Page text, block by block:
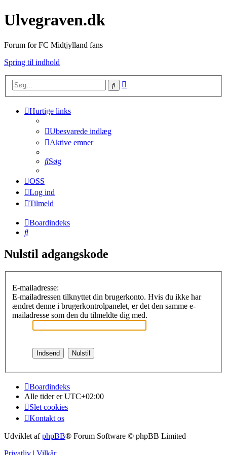
Ulvegraven.dk
Forum for FC Midtjylland fans
Spring til indhold
Søg
Hurtige links
Ubesvarede indlæg
Aktive emner
Søg
OSS
Log ind
Tilmeld
Boardindeks
Søg
Nulstil adgangskode
E-mailadresse:
E-mailadressen tilknyttet din brugerkonto. Hvis du ikke har
ændret denne i brugerkontrolpanelet, er det den samme e-
mailadresse som den du tilmeldte dig med.
Boardindeks
Alle tider erUTC+02:00
Slet cookies
Kontakt os
Udviklet afphpBB® Forum Software © phpBB Limited
Privatliv | Vilkår